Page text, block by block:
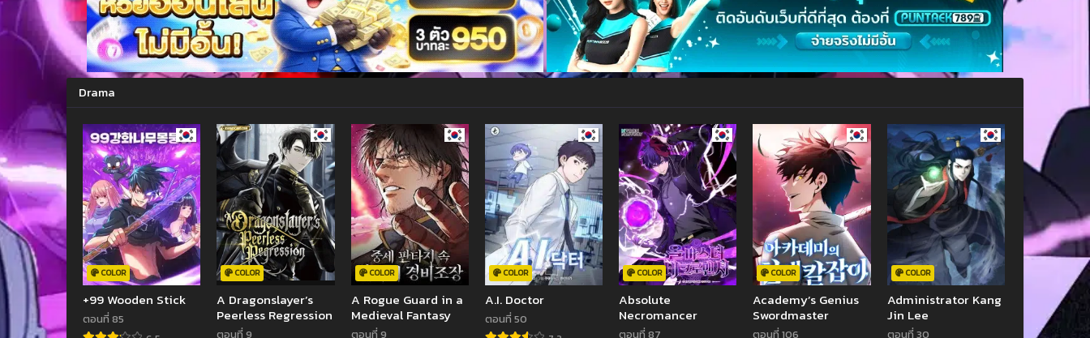
Drama
COLOR
+99 Wooden Stick
ตอนที่ 85
COLOR
A Dragonslayer’s
Peerless Regression
ตอนที่ 9
COLOR
A Rogue Guard in a
Medieval Fantasy
ตอนที่ 9
COLOR
A.I. Doctor
ตอนที่ 50
COLOR
Absolute
Necromancer
ตอนที่ 87
COLOR
Academy’s Genius
Swordmaster
ตอนที่ 106
COLOR
Administrator Kang
Jin Lee
ตอนที่ 30